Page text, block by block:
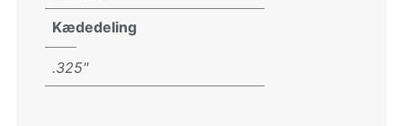
Kædedeling
.325"